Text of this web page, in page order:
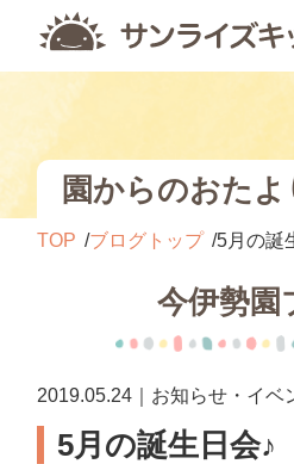
園からのおたよ
TOP ブログトップ 5月の誕
今伊勢園
2019.05.24｜お知らせ・イベ
5月の誕生日会♪